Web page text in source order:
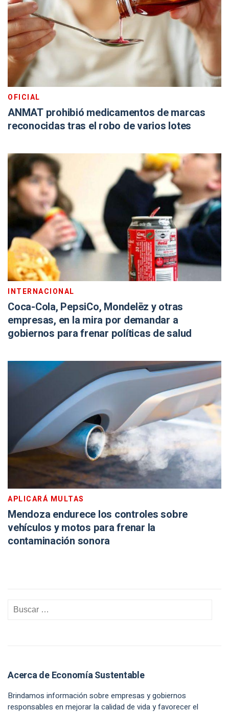
OFICIAL
ANMAT prohibió medicamentos de marcas
reconocidas tras el robo de varios lotes
INTERNACIONAL
Coca-Cola, PepsiCo, Mondelēz y otras
empresas, en la mira por demandar a
gobiernos para frenar políticas de salud
APLICARÁ MULTAS
Mendoza endurece los controles sobre
vehículos y motos para frenar la
contaminación sonora
Acerca de Economía Sustentable
Brindamos información sobre empresas y gobiernos
responsables en mejorar la calidad de vida y favorecer el